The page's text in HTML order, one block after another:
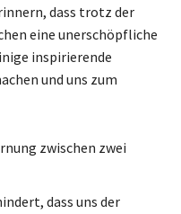
dass trotz der
eine unerschöpfliche
inspirierende
und uns zum
zwischen zwei
dass uns der